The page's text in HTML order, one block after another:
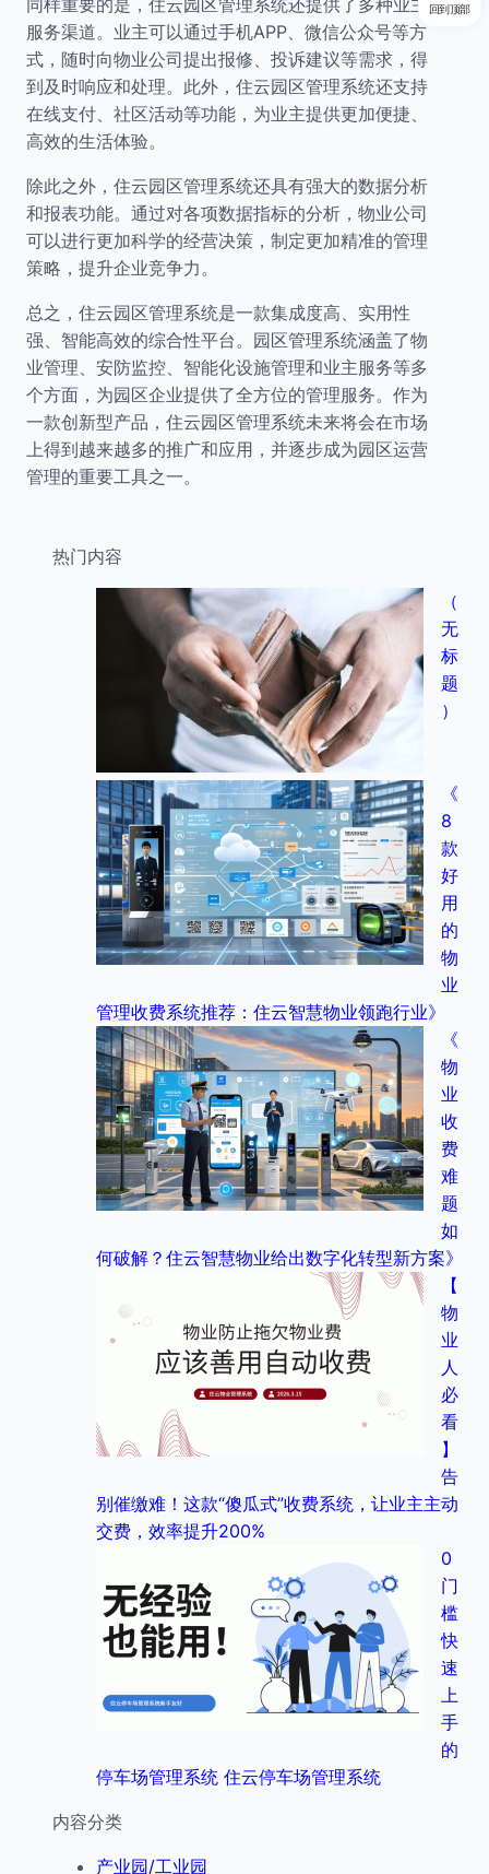
同样重要的是，住云园区管理系统还提供了多种业主
服务渠道。业主可以通过手机APP、微信公众号等方
式，随时向物业公司提出报修、投诉建议等需求，得
到及时响应和处理。此外，住云园区管理系统还支持
在线支付、社区活动等功能，为业主提供更加便捷、
高效的生活体验。
除此之外，住云园区管理系统还具有强大的数据分析
和报表功能。通过对各项数据指标的分析，物业公司
可以进行更加科学的经营决策，制定更加精准的管理
策略，提升企业竞争力。
总之，住云园区管理系统是一款集成度高、实用性
强、智能高效的综合性平台。园区管理系统涵盖了物
业管理、安防监控、智能化设施管理和业主服务等多
个方面，为园区企业提供了全方位的管理服务。作为
一款创新型产品，住云园区管理系统未来将会在市场
上得到越来越多的推广和应用，并逐步成为园区运营
管理的重要工具之一。
热门内容
（
无
标
题
）
《
8
款
好
用
的
物
业
管理收费系统推荐：住云智慧物业领跑行业》
《
物
业
收
费
难
题
如
何破解？住云智慧物业给出数字化转型新方案》
【
物
业
人
必
看
】
告
别催缴难！这款“傻瓜式”收费系统，让业主主动
交费，效率提升200%
0
门
槛
快
速
上
手
的
停车场管理系统 住云停车场管理系统
内容分类
产业园/工业园
回到顶部